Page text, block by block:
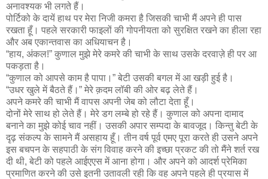
अनावश्यक भी लगते हैं।
पोर्टिको के दायें हाथ पर मेरा निजी कमरा है जिसकी चाभी मैं अपने ही पास
रखता हूँ। पहले सरकारी फाइलों की गोपनीयता को सुरक्षित रखने का हीला रहा
और अब एकान्तवास का अधियाचन है।
“हाय, अंकल!” कुणाल मुझे मेरे कमरे की चाभी के साथ उसके दरवाज़े ही पर आ
पकड़ता है।
“कुणाल को आपसे काम है पापा।” बेटी उसकी बगल में आ खड़ी हुई है।
“उधर खुले में बैठते हैं।” मेरे क़दम लॉबी की ओर बढ़ लेते हैं।
अपने कमरे की चाभी मैं वापस अपनी जेब को लौटा देता हूँ।
दोनों मेरे साथ हो लेते हैं। मेरे डग लम्बे हो रहे हैं। कुणाल को अपना दामाद
बनाने का मुझे कोई चाव नहीं। उसकी अपार सम्पदा के बावजूद। किन्तु बेटी के
दृढ़ संकल्प के सामने मैं असहाय हूँ। तीन वर्ष पूर्व एमए पूरा करते ही उसने अपने
इस बचपन के सहपाठी के संग विवाह करने की इच्छा प्रकट की तो मैंने शर्त रख
दी थी, बेटी को पहले आईएएस में आना होगा। और अपने को आदर्श प्रेमिका
प्रमाणित करने की उसे इतनी उतावली रही कि वह अपने पहले ही प्रयास में